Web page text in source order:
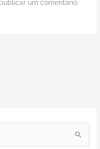
um comentário.